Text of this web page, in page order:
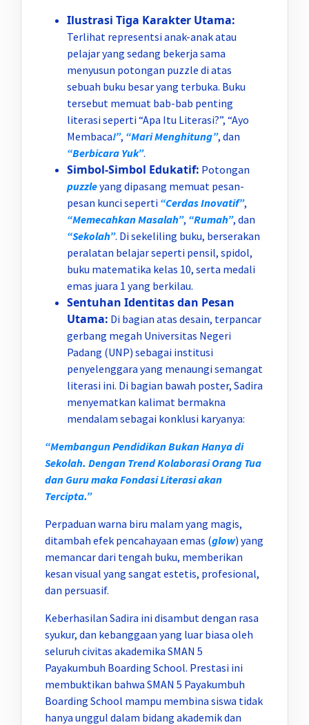
Ilustrasi Tiga Karakter Utama:
Terlihat representsi anak-anak atau
pelajar yang sedang bekerja sama
menyusun potongan puzzle di atas
sebuah buku besar yang terbuka. Buku
tersebut memuat bab-bab penting
literasi seperti “Apa Itu Literasi?”, “Ayo
Membaca!”, “Mari Menghitung”, dan
“Berbicara Yuk”.
Simbol-Simbol Edukatif: Potongan
puzzleyang dipasang memuat pesan-
pesan kunci seperti “Cerdas Inovatif”,
“Memecahkan Masalah”, “Rumah”, dan
“Sekolah”. Di sekeliling buku, berserakan
peralatan belajar seperti pensil, spidol,
buku matematika kelas 10, serta medali
emas juara 1 yang berkilau.
Sentuhan Identitas dan Pesan
Utama: Di bagian atas desain, terpancar
gerbang megah Universitas Negeri
Padang (UNP) sebagai institusi
penyelenggara yang menaungi semangat
literasi ini. Di bagian bawah poster, Sadira
menyematkan kalimat bermakna
mendalam sebagai konklusi karyanya:
“Membangun Pendidikan Bukan Hanya di
Sekolah. Dengan Trend Kolaborasi Orang Tua
dan Guru maka Fondasi Literasi akan
Tercipta.”
Perpaduan warna biru malam yang magis,
ditambah efek pencahayaan emas (glow) yang
memancar dari tengah buku, memberikan
kesan visual yang sangat estetis, profesional,
dan persuasif.
Keberhasilan Sadira ini disambut dengan rasa
syukur, dan kebanggaan yang luar biasa oleh
seluruh civitas akademika SMAN 5
Payakumbuh Boarding School. Prestasi ini
membuktikan bahwa SMAN 5 Payakumbuh
Boarding School mampu membina siswa tidak
hanya unggul dalam bidang akademik dan